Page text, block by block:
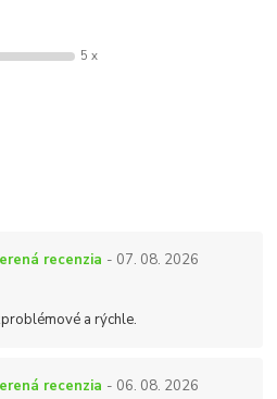
5 x
recenzia - 07. 08. 2026
a rýchle.
recenzia - 06. 08. 2026